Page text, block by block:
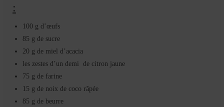
:
100 g d’œufs
85 g de sucre
20 g de miel d’acacia
les zestes d’un demi de citron jaune
75 g de farine
15 g de noix de coco râpée
85 g de beurre